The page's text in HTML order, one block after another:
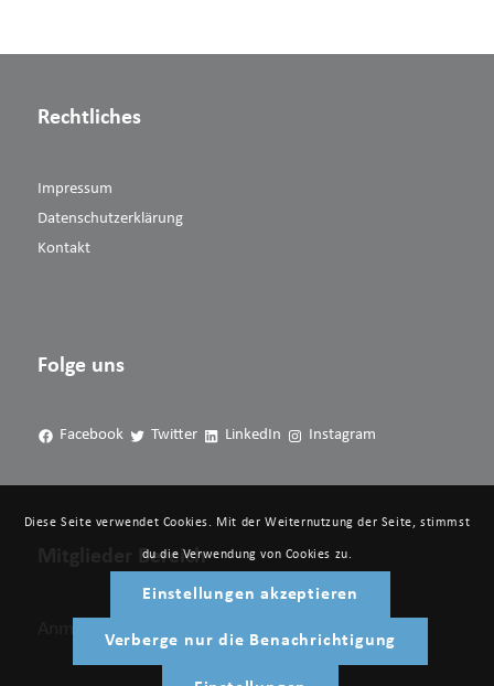
Rechtliches
Impressum
Datenschutzerklärung
Kontakt
Folge uns
Facebook Twitter LinkedIn Instagram
Mitglieder Bereich
Anmelden
Diese Seite verwendet Cookies. Mit der Weiternutzung der Seite, stimmst
du die Verwendung von Cookies zu.
Einstellungen akzeptieren
Verberge nur die Benachrichtigung